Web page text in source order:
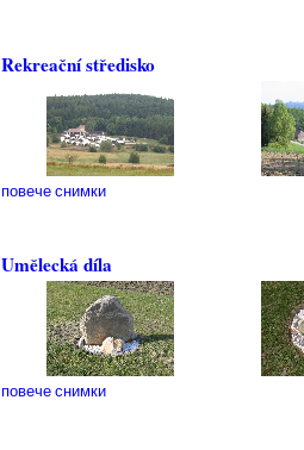
Rekreační středisko
повече снимки
Umělecká díla
повече снимки